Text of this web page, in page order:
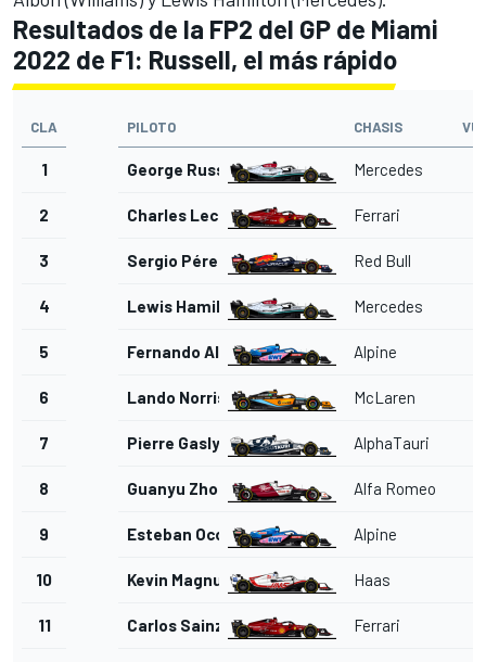
Resultados de la FP2 del GP de Miami
2022 de F1: Russell, el más rápido
CLA PILOTO CHASIS
1 George Russell Mercedes
2 Charles Leclerc Ferrari
3 Sergio Pérez Red Bull
4 Lewis Hamilton Mercedes
5 Fernando Alonso Alpine
6 Lando Norris McLaren
7 Pierre Gasly AlphaTauri
8 Guanyu Zhou Alfa Romeo
9 Esteban Ocon Alpine
10 Kevin Magnussen Haas
11 Carlos Sainz Jr. Ferrari